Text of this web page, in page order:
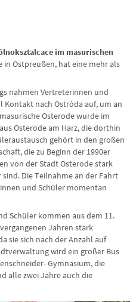
im masurischen
in Ostpreußen, hat eine mehr als
nahmen Vertreterinnen und
Kontakt nach Ostróda auf, um an
Osterode wurde im
Osterode am Harz, die dorthin
gehört in den großen
die zu Beginn der 1990er
von der Stadt Osterode stark
Die Teilnahme an der Fahrt
und Schüler momentan
Schüler kommen aus dem 11.
Jahren stark
sie sich nach der Anzahl auf
wird ein großer Bus
Gymnasium, die
alle zwei Jahre auch die